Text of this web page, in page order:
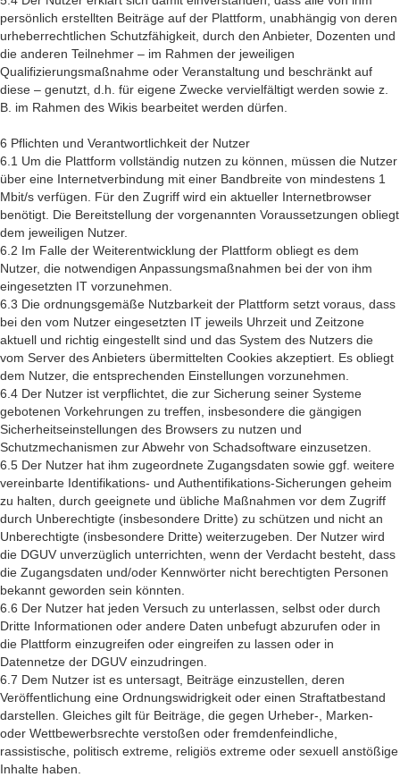
persönlich erstellten Beiträge auf der Plattform, unabhängig von deren
urheberrechtlichen Schutzfähigkeit, durch den Anbieter, Dozenten und
die anderen Teilnehmer – im Rahmen der jeweiligen
Qualifizierungsmaßnahme oder Veranstaltung und beschränkt auf
diese – genutzt, d.h. für eigene Zwecke vervielfältigt werden sowie z.
B. im Rahmen des Wikis bearbeitet werden dürfen.
6 Pflichten und Verantwortlichkeit der Nutzer
6.1 Um die Plattform vollständig nutzen zu können, müssen die Nutzer
über eine Internetverbindung mit einer Bandbreite von mindestens 1
Mbit/s verfügen. Für den Zugriff wird ein aktueller Internetbrowser
benötigt. Die Bereitstellung der vorgenannten Voraussetzungen obliegt
dem jeweiligen Nutzer.
6.2 Im Falle der Weiterentwicklung der Plattform obliegt es dem
Nutzer, die notwendigen Anpassungsmaßnahmen bei der von ihm
eingesetzten IT vorzunehmen.
6.3 Die ordnungsgemäße Nutzbarkeit der Plattform setzt voraus, dass
bei den vom Nutzer eingesetzten IT jeweils Uhrzeit und Zeitzone
aktuell und richtig eingestellt sind und das System des Nutzers die
vom Server des Anbieters übermittelten Cookies akzeptiert. Es obliegt
dem Nutzer, die entsprechenden Einstellungen vorzunehmen.
6.4 Der Nutzer ist verpflichtet, die zur Sicherung seiner Systeme
gebotenen Vorkehrungen zu treffen, insbesondere die gängigen
Sicherheitseinstellungen des Browsers zu nutzen und
Schutzmechanismen zur Abwehr von Schadsoftware einzusetzen.
6.5 Der Nutzer hat ihm zugeordnete Zugangsdaten sowie ggf. weitere
vereinbarte Identifikations- und Authentifikations-Sicherungen geheim
zu halten, durch geeignete und übliche Maßnahmen vor dem Zugriff
durch Unberechtigte (insbesondere Dritte) zu schützen und nicht an
Unberechtigte (insbesondere Dritte) weiterzugeben. Der Nutzer wird
die DGUV unverzüglich unterrichten, wenn der Verdacht besteht, dass
die Zugangsdaten und/oder Kennwörter nicht berechtigten Personen
bekannt geworden sein könnten.
6.6 Der Nutzer hat jeden Versuch zu unterlassen, selbst oder durch
Dritte Informationen oder andere Daten unbefugt abzurufen oder in
die Plattform einzugreifen oder eingreifen zu lassen oder in
Datennetze der DGUV einzudringen.
6.7 Dem Nutzer ist es untersagt, Beiträge einzustellen, deren
Veröffentlichung eine Ordnungswidrigkeit oder einen Straftatbestand
darstellen. Gleiches gilt für Beiträge, die gegen Urheber-, Marken-
oder Wettbewerbsrechte verstoßen oder fremdenfeindliche,
rassistische, politisch extreme, religiös extreme oder sexuell anstößige
Inhalte haben.